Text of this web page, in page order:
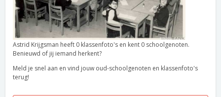
Astrid Krijgsman heeft 0 klassenfoto's en kent 0 schoolgenoten.
Benieuwd of jij iemand herkent?
Meld je snel aan en vind jouw oud-schoolgenoten en klassenfoto's
terug!